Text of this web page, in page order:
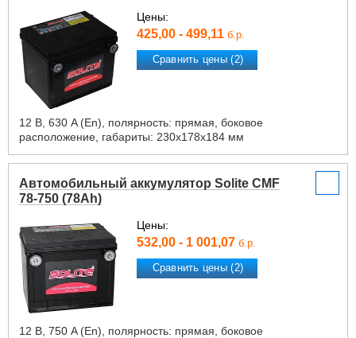
Цены:
425,00 - 499,11 б.р.
Сравнить цены (2)
12 В, 630 A (En), полярность: прямая, боковое
расположение, габариты: 230х178х184 мм
Автомобильный аккумулятор Solite CMF
78-750 (78Ah)
Цены:
532,00 - 1 001,07 б.р.
Сравнить цены (2)
12 В, 750 A (En), полярность: прямая, боковое